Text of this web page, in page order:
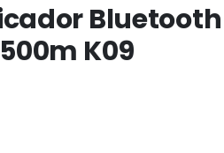
Bluetooth
K09